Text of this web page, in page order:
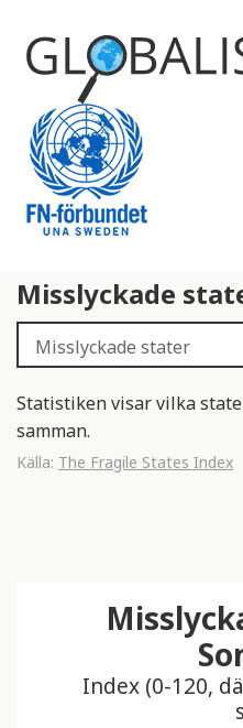
Misslyckade
Statistiken visar vilka
samman.
Källa: The Fragile States Index
Index (0-120,